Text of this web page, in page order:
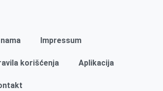
Impressum
korišćenja Aplikacija